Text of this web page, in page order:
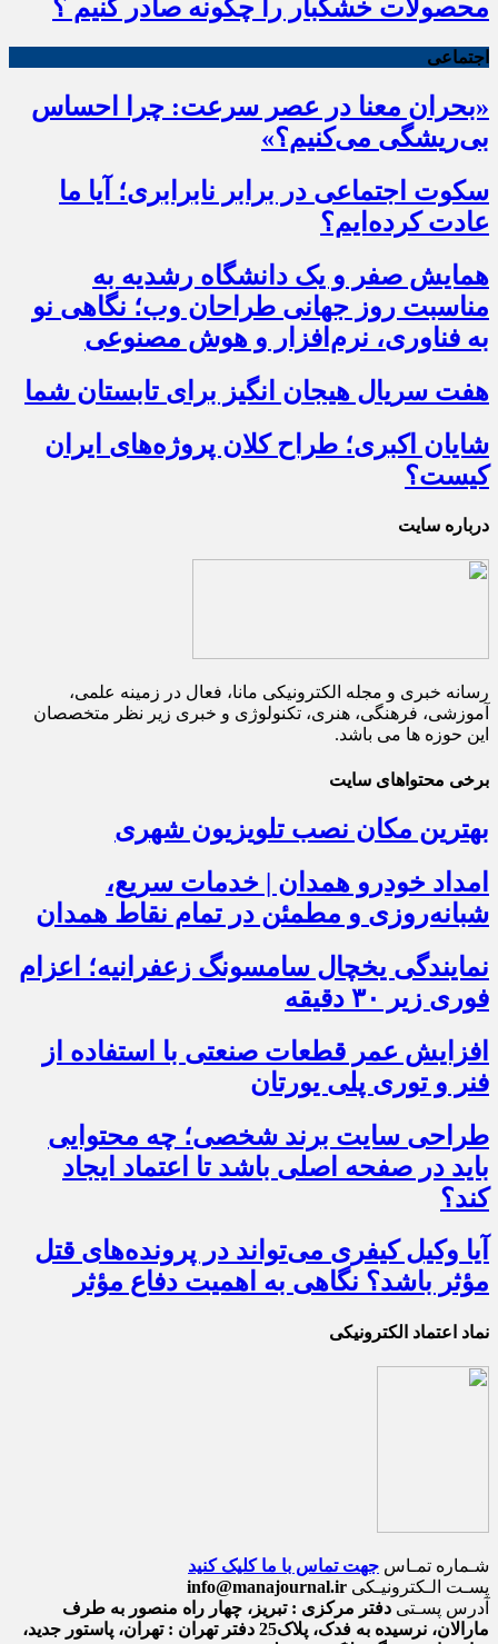
محصولات خشکبار را چگونه صادر کنیم ؟
اجتماعی
«بحران معنا در عصر سرعت: چرا احساس
بی‌ریشگی می‌کنیم؟»
سکوت اجتماعی در برابر نابرابری؛ آیا ما
عادت کرده‌ایم؟
همایش صفر و یک دانشگاه رشدیه به
مناسبت روز جهانی طراحان وب؛ نگاهی نو
به فناوری، نرم‌افزار و هوش مصنوعی
هفت سریال هیجان انگیز برای تابستان شما
شایان اکبری؛ طراح کلان پروژه‌های ایران
کیست؟
درباره سایت
رسانه خبری و مجله الکترونیکی مانا، فعال در زمینه علمی،
آموزشی، فرهنگی، هنری، تکنولوژی و خبری زیر نظر متخصصان
این حوزه ها می باشد.
برخی محتواهای سایت
بهترین مکان نصب تلویزیون شهری
امداد خودرو همدان | خدمات سریع،
شبانه‌روزی و مطمئن در تمام نقاط همدان
نمایندگی یخچال سامسونگ زعفرانیه؛ اعزام
فوری زیر ۳۰ دقیقه
افزایش عمر قطعات صنعتی با استفاده از
فنر و توری پلی یورتان
طراحی سایت برند شخصی؛ چه محتوایی
باید در صفحه اصلی باشد تا اعتماد ایجاد
کند؟
آیا وکیل کیفری می‌تواند در پرونده‌های قتل
مؤثر باشد؟ نگاهی به اهمیت دفاع مؤثر
نماد اعتماد الکترونیکی
شـماره تمـاس جهت تماس با ما کلیک کنید
پسـت الـکترونیـکی info@manajournal.ir
آدرس پسـتی دفتر مرکزی : تبریز، چهار راه منصور به طرف
مارالان، نرسیده به فدک، پلاک25 دفتر تهران : تهران، پاستور جدید،